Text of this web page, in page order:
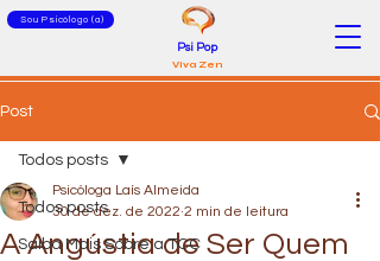
Sou Psicólogo (a)
Psi Pop
Viva Zen
Post
Todos posts
Saiba Mais Sobre a TCC
Todos posts
A Angústia de Ser Quem
Psicóloga Laís Almeida
30 de dez. de 2022 2 min de leitura